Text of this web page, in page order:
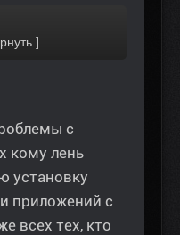
с
кому лень
установку
приложений с
всех тех, кто